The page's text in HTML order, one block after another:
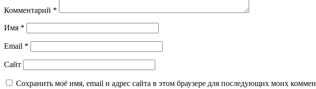
Комментарий *
Имя *
Email *
Сайт
Сохранить моё имя, email и адрес сайта в этом браузере для последующих моих